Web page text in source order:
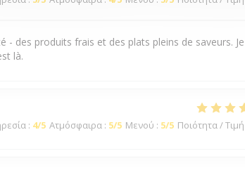
des produits frais et des plats pleins de saveurs. Je
là.
: 4/5 Ατμόσφαιρα : 5/5 Μενού : 5/5 Ποιότητα / Τιμή